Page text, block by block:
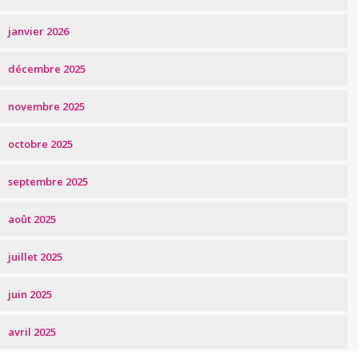
janvier 2026
décembre 2025
novembre 2025
octobre 2025
septembre 2025
août 2025
juillet 2025
juin 2025
avril 2025